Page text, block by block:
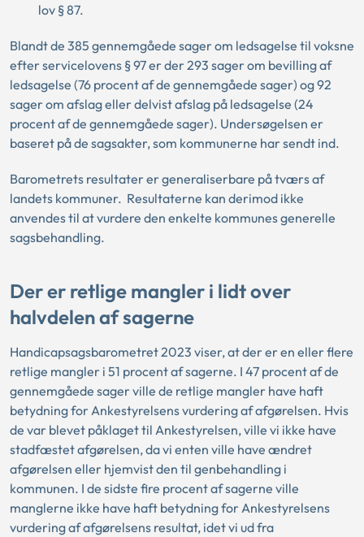
lov § 87.
Blandt de 385 gennemgåede sager om ledsagelse til voksne
efter servicelovens § 97 er der 293 sager om bevilling af
ledsagelse (76 procent af de gennemgåede sager) og 92
sager om afslag eller delvist afslag på ledsagelse (24
procent af de gennemgåede sager). Undersøgelsen er
baseret på de sagsakter, som kommunerne har sendt ind.
Barometrets resultater er generaliserbare på tværs af
landets kommuner. Resultaterne kan derimod ikke
anvendes til at vurdere den enkelte kommunes generelle
sagsbehandling.
Der er retlige mangler i lidt over
halvdelen af sagerne
Handicapsagsbarometret 2023 viser, at der er en eller flere
retlige mangler i 51 procent af sagerne. I 47 procent af de
gennemgåede sager ville de retlige mangler have haft
betydning for Ankestyrelsens vurdering af afgørelsen. Hvis
de var blevet påklaget til Ankestyrelsen, ville vi ikke have
stadfæstet afgørelsen, da vi enten ville have ændret
afgørelsen eller hjemvist den til genbehandling i
kommunen. I de sidste fire procent af sagerne ville
manglerne ikke have haft betydning for Ankestyrelsens
vurdering af afgørelsens resultat, idet vi ud fra